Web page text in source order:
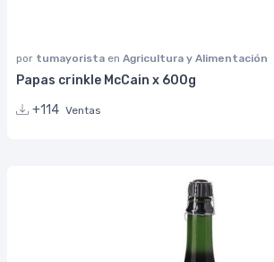
por tumayorista en Agricultura y Alimentación
Papas crinkle McCain x 600g
+114 Ventas